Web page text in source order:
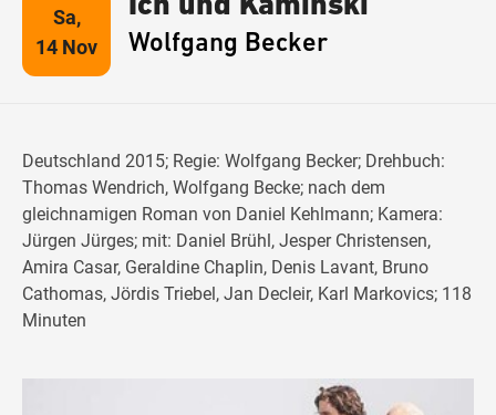
Sa,
14 Nov
Ich und Kaminski
Wolfgang Becker
Deutschland 2015; Regie: Wolfgang Becker; Drehbuch:
Thomas Wendrich, Wolfgang Becke; nach dem
gleichnamigen Roman von Daniel Kehlmann; Kamera:
Jürgen Jürges; mit: Daniel Brühl, Jesper Christensen,
Amira Casar, Geraldine Chaplin, Denis Lavant, Bruno
Cathomas, Jördis Triebel, Jan Decleir, Karl Markovics; 118
Minuten